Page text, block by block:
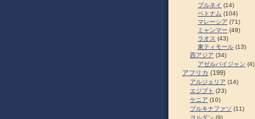
ブルネイ (14)
ベトナム (104)
マレーシア (71)
ミャンマー (49)
ラオス (43)
東ティモール (13)
西アジア (34)
アゼルバイジャン (4)
アフリカ (199)
アルジェリア (14)
エジプト (23)
ケニア (10)
ブルキナファソ (11)
ヨルダン (9)